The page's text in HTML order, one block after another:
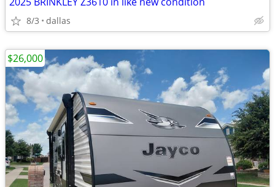
8/3 dallas
$26,000